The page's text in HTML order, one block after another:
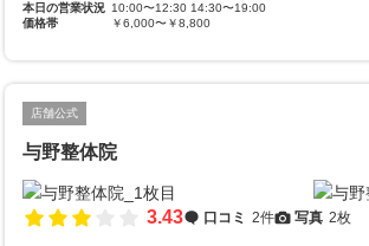
本日の営業状況 10:00〜12:30 14:30〜19:00
価格帯
￥6,000〜￥8,800
店舗公式
与野整体院
3.43 口コミ 2件 写真 2枚